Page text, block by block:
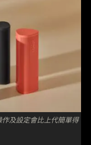
及設定會比上代簡單得